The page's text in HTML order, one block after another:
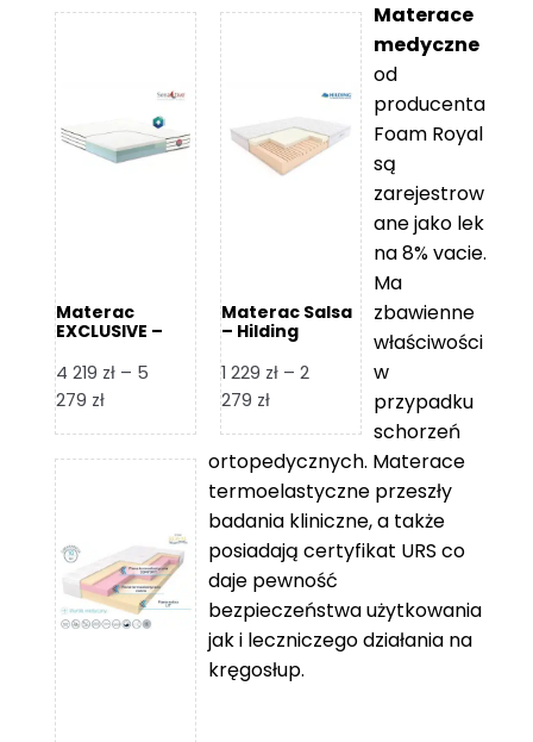
Materac
EXCLUSIVE –
4 219 zł – 5
279 złZakres
od
5
279 zł
Materac Salsa
– Hilding
1 229 zł – 2
279 złZakres
od
1
229 zł
2
279 zł
Materace
medyczne
od
producenta
Foam Royal
są
zarejestrow
ane jako lek
na 8% vacie.
Ma
zbawienne
właściwości
w
przypadku
schorzeń
ortopedycznych. Materace
termoelastyczne przeszły
badania kliniczne, a także
posiadają certyfikat URS co
daje pewność
bezpieczeństwa użytkowania
jak i leczniczego działania na
kręgosłup.